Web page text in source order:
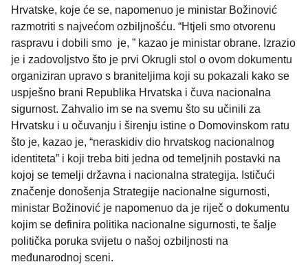
Hrvatske, koje će se, napomenuo je ministar Božinović
razmotriti s najvećom ozbiljnošću. “Htjeli smo otvorenu
raspravu i dobili smo je, ” kazao je ministar obrane. Izrazio
je i zadovoljstvo što je prvi Okrugli stol o ovom dokumentu
organiziran upravo s braniteljima koji su pokazali kako se
uspješno brani Republika Hrvatska i čuva nacionalna
sigurnost. Zahvalio im se na svemu što su učinili za
Hrvatsku i u očuvanju i širenju istine o Domovinskom ratu
što je, kazao je, “neraskidiv dio hrvatskog nacionalnog
identiteta” i koji treba biti jedna od temeljnih postavki na
kojoj se temelji državna i nacionalna strategija. Ističući
značenje donošenja Strategije nacionalne sigurnosti,
ministar Božinović je napomenuo da je riječ o dokumentu
kojim se definira politika nacionalne sigurnosti, te šalje
politička poruka svijetu o našoj ozbiljnosti na
međunarodnoj sceni.